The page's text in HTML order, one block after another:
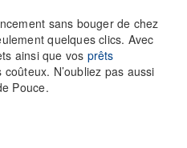
sans bouger de chez
quelques clics. Avec
ainsi que vos prêts
coûteux. N’oubliez pas aussi
Pouce.